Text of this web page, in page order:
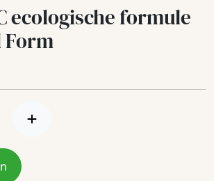
ecologische formule
Form